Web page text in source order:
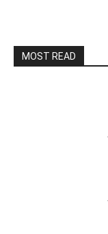
MOST READ